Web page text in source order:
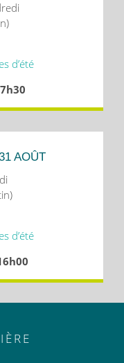
d’été
AOÛT
d’été